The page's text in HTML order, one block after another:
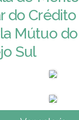
do Crédito
Mútuo do
Sul